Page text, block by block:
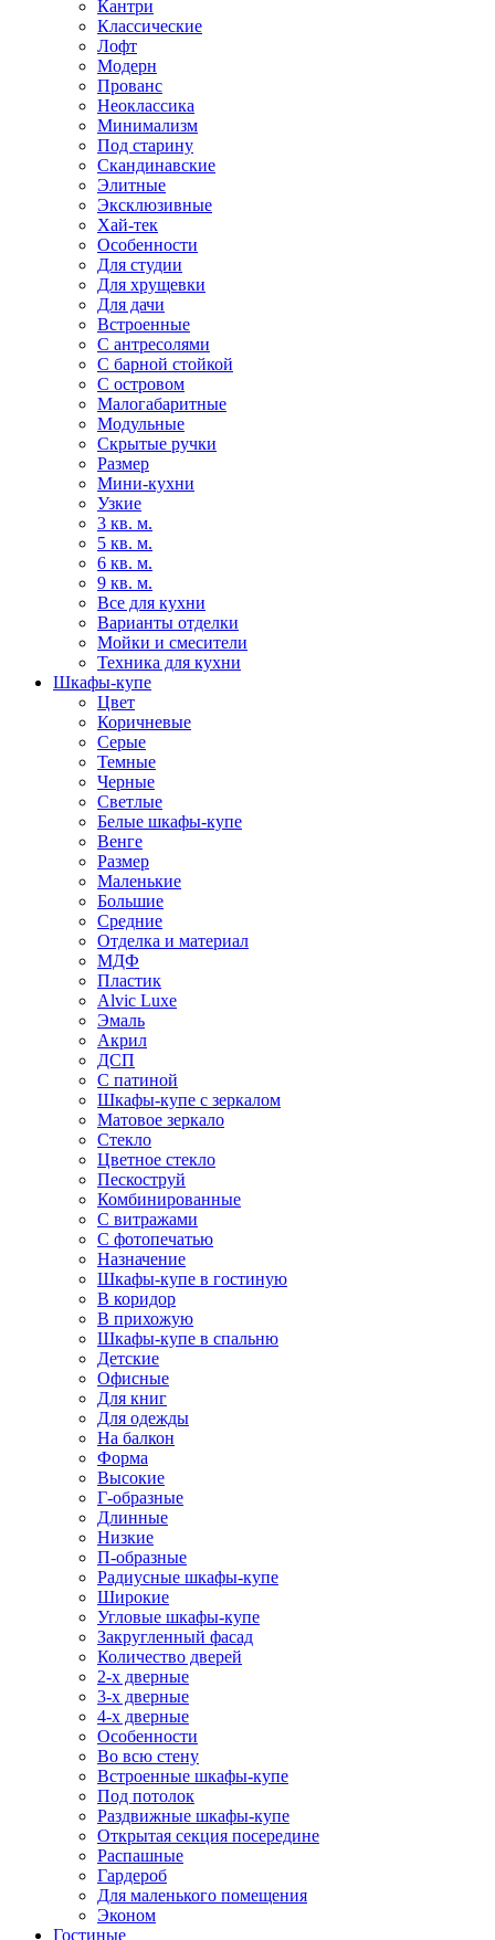
Кантри
Классические
Лофт
Модерн
Прованс
Неоклассика
Минимализм
Под старину
Скандинавские
Элитные
Эксклюзивные
Хай-тек
Особенности
Для студии
Для хрущевки
Для дачи
Встроенные
С антресолями
С барной стойкой
С островом
Малогабаритные
Модульные
Скрытые ручки
Размер
Мини-кухни
Узкие
3 кв. м.
5 кв. м.
6 кв. м.
9 кв. м.
Все для кухни
Варианты отделки
Мойки и смесители
Техника для кухни
Шкафы-купе
Цвет
Коричневые
Серые
Темные
Черные
Светлые
Белые шкафы-купе
Венге
Размер
Маленькие
Большие
Средние
Отделка и материал
МДФ
Пластик
Alvic Luxe
Эмаль
Акрил
ДСП
С патиной
Шкафы-купе с зеркалом
Матовое зеркало
Стекло
Цветное стекло
Пескоструй
Комбинированные
С витражами
С фотопечатью
Назначение
Шкафы-купе в гостиную
В коридор
В прихожую
Шкафы-купе в спальню
Детские
Офисные
Для книг
Для одежды
На балкон
Форма
Высокие
Г-образные
Длинные
Низкие
П-образные
Радиусные шкафы-купе
Широкие
Угловые шкафы-купе
Закругленный фасад
Количество дверей
2-х дверные
3-х дверные
4-х дверные
Особенности
Во всю стену
Встроенные шкафы-купе
Под потолок
Раздвижные шкафы-купе
Открытая секция посередине
Распашные
Гардероб
Для маленького помещения
Эконом
Гостиные